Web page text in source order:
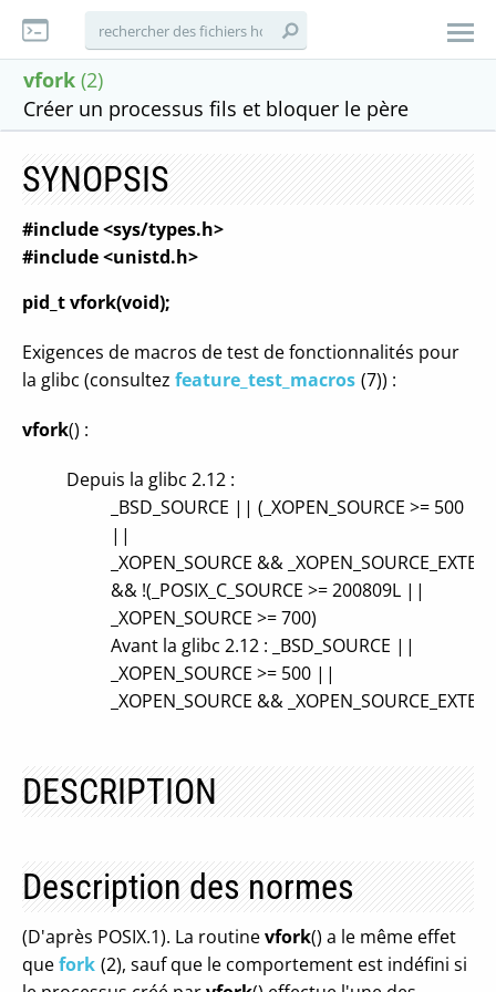
vfork (2)
Créer un processus fils et bloquer le père
SYNOPSIS
#include <sys/types.h>
#include <unistd.h>
pid_t vfork(void);
Exigences de macros de test de fonctionnalités pour
la glibc (consultez feature_test_macros (7)) :
vfork() :
Depuis la glibc 2.12 :
_BSD_SOURCE || (_XOPEN_SOURCE >= 500
||
_XOPEN_SOURCE &&
&& !(_POSIX_C_SOURCE >= 200809L ||
_XOPEN_SOURCE >= 700)
Avant la glibc 2.12 : _BSD_SOURCE ||
_XOPEN_SOURCE >= 500 ||
_XOPEN_SOURCE &&
DESCRIPTION
Description des normes
(D'après POSIX.1). La routinevfork() a le même effet
quefork (2), sauf que le comportement est indéfini si